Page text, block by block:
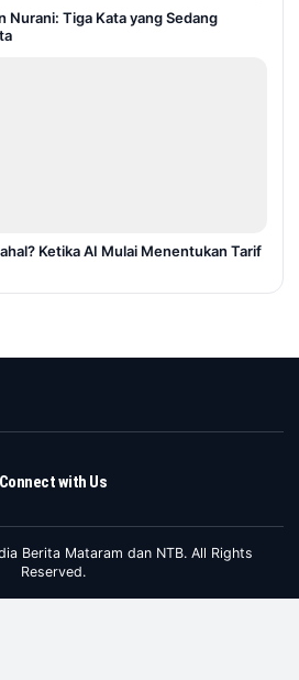
Nurani: Tiga Kata yang Sedang
Ketika AI Mulai Menentukan Tarif
Connect with Us
Berita Mataram dan NTB. All Rights
Reserved.